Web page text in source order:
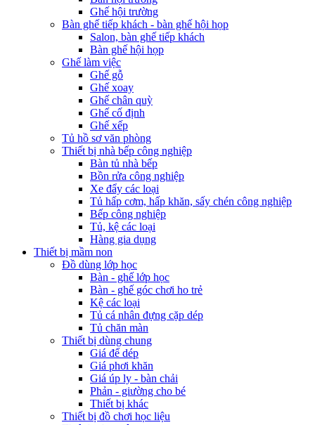
Ghế hội trường
Bàn ghế tiếp khách - bàn ghế hội họp
Salon, bàn ghế tiếp khách
Bàn ghế hội họp
Ghế làm việc
Ghế gỗ
Ghế xoay
Ghế chân quỳ
Ghế cố định
Ghế xếp
Tủ hồ sơ văn phòng
Thiết bị nhà bếp công nghiệp
Bàn tủ nhà bếp
Bồn rửa công nghiệp
Xe đẩy các loại
Tủ hấp cơm, hấp khăn, sấy chén công nghiệp
Bếp công nghiệp
Tủ, kệ các loại
Hàng gia dụng
Thiết bị mầm non
Đồ dùng lớp học
Bàn - ghế lớp học
Bàn - ghế góc chơi ho trẻ
Kệ các loại
Tủ cá nhân đựng cặp dép
Tủ chăn màn
Thiết bị dùng chung
Giá để dép
Giá phơi khăn
Giá úp ly - bàn chải
Phản - giường cho bé
Thiết bị khác
Thiết bị đồ chơi học liệu